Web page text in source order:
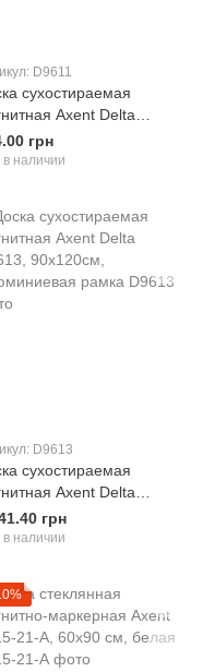
D9611
сухостираемая
Axent Delta
45x60 см,
рамка
грн
в наличии
D9613
сухостираемая
Axent Delta
90х120см,
рамка
грн
в наличии